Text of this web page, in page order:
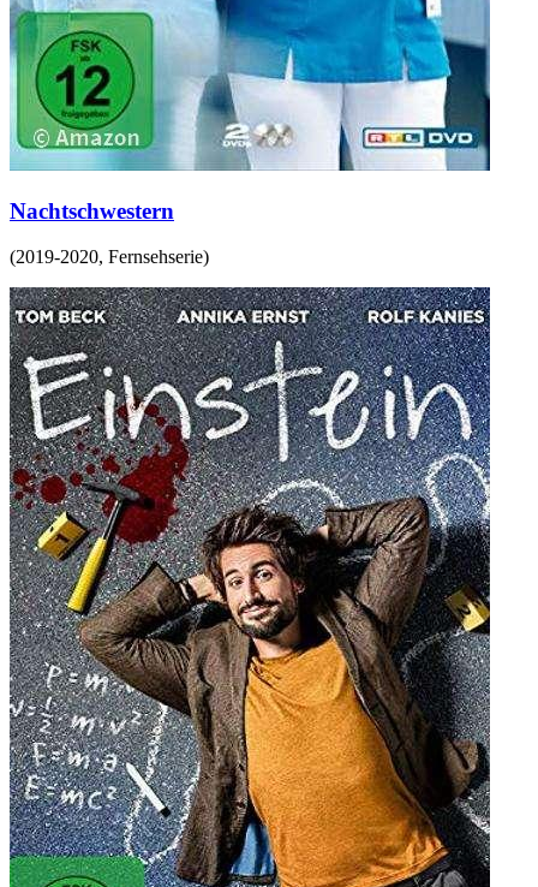
Nachtschwestern
(2019-2020, Fernsehserie)